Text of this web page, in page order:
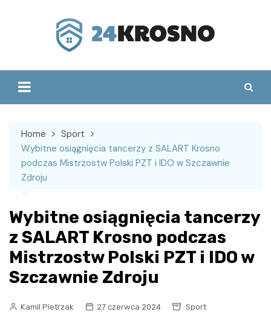
Home
Sport
Wybitne osiągnięcia tancerzy z SALART Krosno
podczas Mistrzostw Polski PZT i IDO w Szczawnie
Zdroju
Wybitne osiągnięcia tancerzy
z SALART Krosno podczas
Mistrzostw Polski PZT i IDO w
Szczawnie Zdroju
Kamil Pietrzak 27 czerwca 2024 Sport